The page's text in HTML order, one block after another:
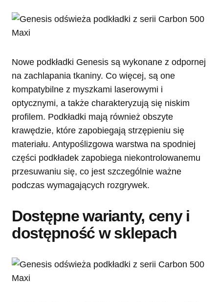
Nowe podkładki Genesis są wykonane z odpornej
na zachlapania tkaniny. Co więcej, są one
kompatybilne z myszkami laserowymi i
optycznymi, a także charakteryzują się niskim
profilem. Podkładki mają również obszyte
krawędzie, które zapobiegają strzępieniu się
materiału. Antypoślizgowa warstwa na spodniej
części podkładek zapobiega niekontrolowanemu
przesuwaniu się, co jest szczególnie ważne
podczas wymagających rozgrywek.
Dostępne warianty, ceny i
dostępność w sklepach